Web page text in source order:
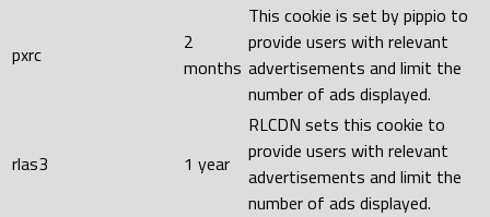
pxrc
2
months
This cookie is set by pippio to
provide users with relevant
advertisements and limit the
number of ads displayed.
rlas3 1 year
RLCDN sets this cookie to
provide users with relevant
advertisements and limit the
number of ads displayed.